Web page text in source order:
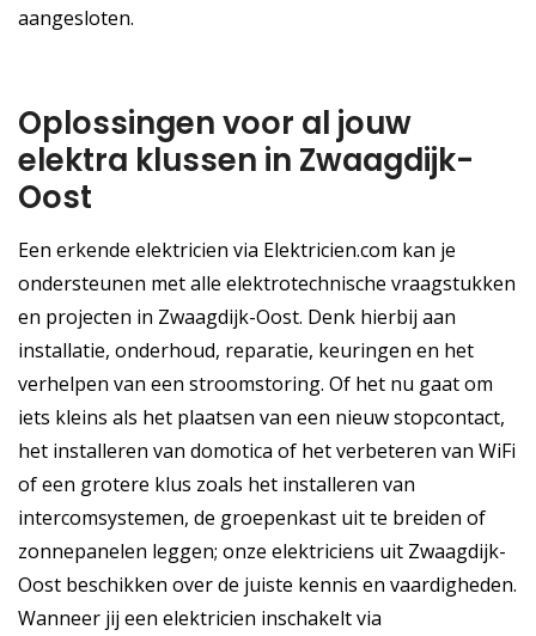
aangesloten.
Oplossingen voor al jouw
elektra klussen in Zwaagdijk-
Oost
Een erkende elektricien via Elektricien.com kan je
ondersteunen met alle elektrotechnische vraagstukken
en projecten in Zwaagdijk-Oost. Denk hierbij aan
installatie, onderhoud, reparatie, keuringen en het
verhelpen van een stroomstoring. Of het nu gaat om
iets kleins als het plaatsen van een nieuw stopcontact,
het installeren van domotica of het verbeteren van WiFi
of een grotere klus zoals het installeren van
intercomsystemen, de groepenkast uit te breiden of
zonnepanelen leggen; onze elektriciens uit Zwaagdijk-
Oost beschikken over de juiste kennis en vaardigheden.
Wanneer jij een elektricien inschakelt via